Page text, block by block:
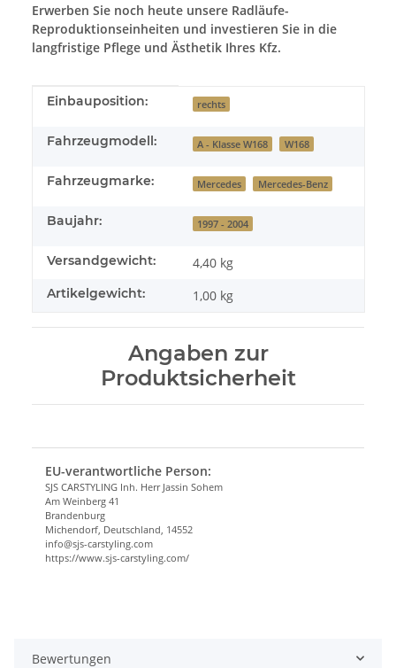
Erwerben Sie noch heute unsere Radläufe-
Reproduktionseinheiten und investieren Sie in die
langfristige Pflege und Ästhetik Ihres Kfz.
Produkteigenschaft
Wert
Einbauposition: rechts
Fahrzeugmodell: A - Klasse W168 W168
Fahrzeugmarke: Mercedes Mercedes-Benz
Baujahr: 1997 - 2004
Versandgewicht: 4,40 kg
Artikelgewicht: 1,00 kg
Angaben zur
Produktsicherheit
EU-verantwortliche Person:
SJS CARSTYLING Inh. Herr Jassin Sohem
Am Weinberg 41
Brandenburg
Michendorf, Deutschland, 14552
info@sjs-carstyling.com
https://www.sjs-carstyling.com/
Bewertungen